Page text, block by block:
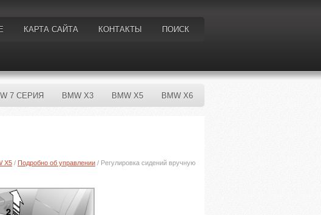
КАРТА САЙТА КОНТАКТЫ ПОИСК
7 СЕРИЯ BMW X3 BMW X5 BMW X6
X5 / Подробно об управлении / Регулировка сидений вручную